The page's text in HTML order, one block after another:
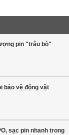
pin "trâu bò"
bảo vệ động vật
sạc pin nhanh trong